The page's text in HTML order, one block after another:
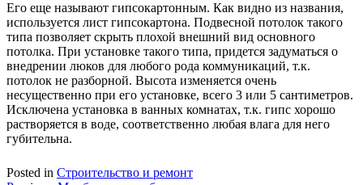
Его еще называют гипсокартонным. Как видно из названия,
используется лист гипсокартона. Подвесной потолок такого
типа позволяет скрыть плохой внешний вид основного
потолка. При установке такого типа, придется задуматься о
внедрении люков для любого рода коммуникаций, т.к.
потолок не разборной. Высота изменяется очень
несущественно при его установке, всего 3 или 5 сантиметров.
Исключена установка в ванных комнатах, т.к. гипс хорошо
растворяется в воде, соответственно любая влага для него
губительна.
Posted in Строительство и ремонт